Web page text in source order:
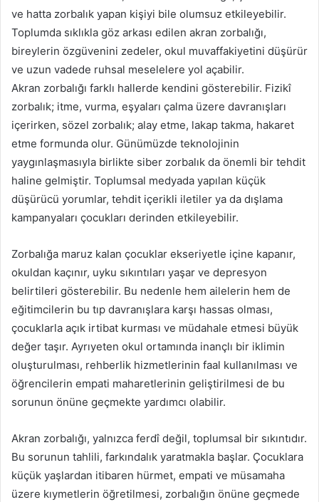
ve hatta zorbalık yapan kişiyi bile olumsuz etkileyebilir.
Toplumda sıklıkla göz arkası edilen akran zorbalığı,
bireylerin özgüvenini zedeler, okul muvaffakiyetini düşürür
ve uzun vadede ruhsal meselelere yol açabilir.
Akran zorbalığı farklı hallerde kendini gösterebilir. Fizikî
zorbalık; itme, vurma, eşyaları çalma üzere davranışları
içerirken, sözel zorbalık; alay etme, lakap takma, hakaret
etme formunda olur. Günümüzde teknolojinin
yaygınlaşmasıyla birlikte siber zorbalık da önemli bir tehdit
haline gelmiştir. Toplumsal medyada yapılan küçük
düşürücü yorumlar, tehdit içerikli iletiler ya da dışlama
kampanyaları çocukları derinden etkileyebilir.
Zorbalığa maruz kalan çocuklar ekseriyetle içine kapanır,
okuldan kaçınır, uyku sıkıntıları yaşar ve depresyon
belirtileri gösterebilir. Bu nedenle hem ailelerin hem de
eğitimcilerin bu tıp davranışlara karşı hassas olması,
çocuklarla açık irtibat kurması ve müdahale etmesi büyük
değer taşır. Ayrıyeten okul ortamında inançlı bir iklimin
oluşturulması, rehberlik hizmetlerinin faal kullanılması ve
öğrencilerin empati maharetlerinin geliştirilmesi de bu
sorunun önüne geçmekte yardımcı olabilir.
Akran zorbalığı, yalnızca ferdî değil, toplumsal bir sıkıntıdır.
Bu sorunun tahlili, farkındalık yaratmakla başlar. Çocuklara
küçük yaşlardan itibaren hürmet, empati ve müsamaha
üzere kıymetlerin öğretilmesi, zorbalığın önüne geçmede